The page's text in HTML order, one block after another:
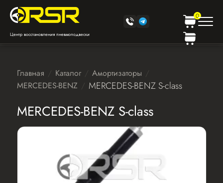
Центр восстановления пневмоподвески
0
Главная Каталог
Амортизаторы
MERCEDES-BENZ
MERCEDES-BENZ S-class
MERCEDES-BENZ S-class